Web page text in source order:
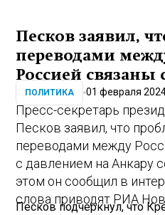
Песков заявил,
переводами
Россией связаны
ПОЛИТИКА 01 февраля
Пресс-секретарь
Песков заявил, что
переводами между
с давлением на Анкару
этом он сообщил в
слова приводят РИА
Песков подчеркнул, что